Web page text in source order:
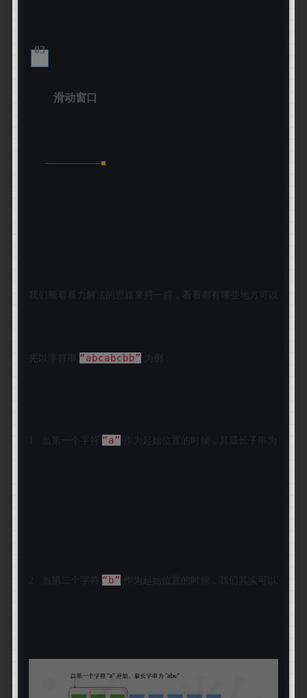
03
滑动窗口
我们顺着暴力解法的思路来捋一捋，看看都有哪些地方可以优化
先以字符串 “abcabcbb” 为例：
1.  当第一个字符 “a” 作为起始位置的时候，其最长子串为
2.  当第二个字符 “b” 作为起始位置的时候，我们其实可以直接